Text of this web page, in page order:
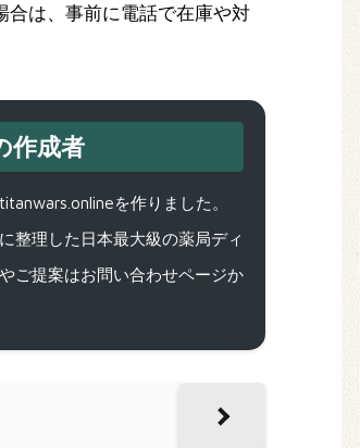
合は、事前に電話で在庫や対
作成者
を作りました。
整理した日本最大級の薬局ディ
ご提案はお問い合わせページか